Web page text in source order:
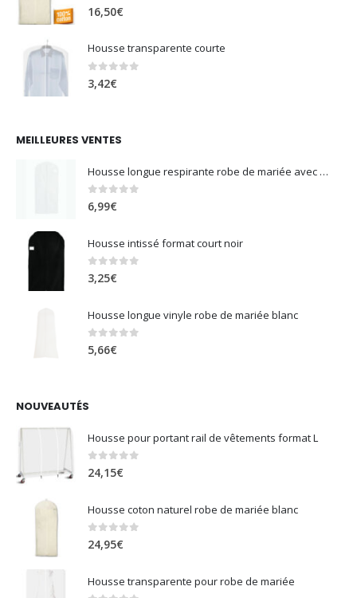
Housse transparente courte
0sur 5
3,42€
0sur 5
6,99€
Housse intissé format court noir
0sur 5
3,25€
Housse longue vinyle robe de mariée blanc
0sur 5
5,66€
Housse pour portant rail de vêtements format L
0sur 5
24,15€
Housse coton naturel robe de mariée blanc
0sur 5
24,95€
Housse transparente pour robe de mariée
0sur 5
6,27€